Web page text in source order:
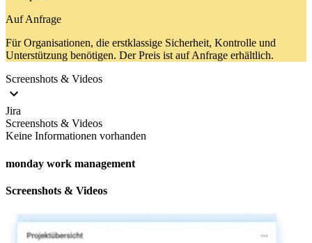
Auf Anfrage
Für Organisationen, die erstklassige Sicherheit, Kontrolle und
Unterstützung benötigen. Der Preis ist auf Anfrage erhältlich.
Screenshots & Videos
Jira
Screenshots & Videos
Keine Informationen vorhanden
monday work management
Screenshots & Videos